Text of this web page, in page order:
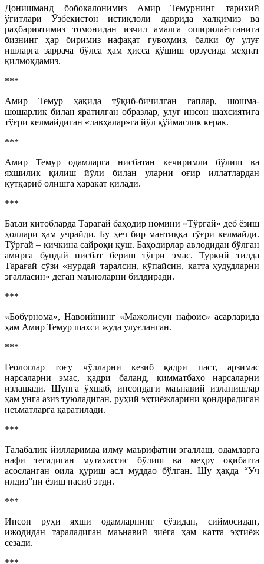
Донишманд бобокалонимиз Амир Темурнинг тарихий
ўгитлари Ўзбекистон истиқлоли даврида халқимиз ва
раҳбариятимиз томонидан изчил амалга оширилаётганига
бизнинг ҳар биримиз нафақат гувоҳмиз, балки бу улуғ
ишларга заррача бўлса ҳам ҳисса қўшиш орзусида меҳнат
қилмоқдамиз.
***
Амир Темур ҳақида тўқиб-бичилган гаплар, шошма-
шошарлик билан яратилган образлар, улуғ инсон шахсиятига
тўғри келмайдиган «лавҳалар»га йўл қўймаслик керак.
***
Амир Темур одамларга нисбатан кечиримли бўлиш ва
яхшилик қилиш йўли билан уларни оғир иллатлардан
қутқариб олишга ҳаракат қилади.
***
Баъзи китобларда Тарағай баҳодир номини «Тўрғай» деб ёзиш
ҳоллари ҳам учрайди. Бу ҳеч бир мантиққа тўғри келмайди.
Тўрғай – кичкина сайроқи қуш. Баҳодирлар авлодидан бўлган
амирга бундай нисбат бериш тўғри эмас. Туркий тилда
Тарағай сўзи «нурдай таралсин, кўпайсин, катта ҳудудларни
эгалласин» деган маъноларни билдиради.
***
«Бобурнома», Навоийнинг «Мажолисун нафоис» асарларида
ҳам Амир Темур шахси жуда улуғланган.
***
Геологлар тоғу чўлларни кезиб қадри паст, арзимас
нарсаларни эмас, қадри баланд, қимматбаҳо нарсаларни
излашади. Шунга ўхшаб, инсондаги маънавий изланишлар
ҳам унга азиз туюладиган, руҳий эҳтиёжларини қондирадиган
неъматларга қаратилади.
***
Талабалик йилларимда илму маърифатни эгаллаш, одамларга
нафи тегадиган мутахассис бўлиш ва меҳру оқибатга
асосланган оила қуриш асл муддао бўлган. Шу ҳақда “Уч
илдиз”ни ёзиш насиб этди.
***
Инсон руҳи яхши одамларнинг сўзидан, сиймосидан,
ижодидан тараладиган маънавий зиёга ҳам катта эҳтиёж
сезади.